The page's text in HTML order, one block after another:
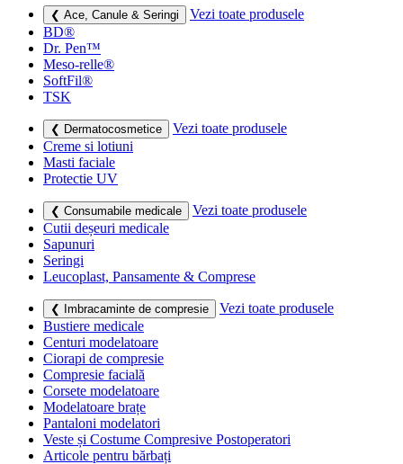
❮ Ace, Canule & Seringi
Vezi toate produsele
BD®
Dr. Pen™
Meso-relle®
SoftFil®
TSK
❮ Dermatocosmetice
Vezi toate produsele
Creme si lotiuni
Masti faciale
Protectie UV
❮ Consumabile medicale
Vezi toate produsele
Cutii deșeuri medicale
Sapunuri
Seringi
Leucoplast, Pansamente & Comprese
❮ Imbracaminte de compresie
Vezi toate produsele
Bustiere medicale
Centuri modelatoare
Ciorapi de compresie
Compresie facială
Corsete modelatoare
Modelatoare brațe
Pantaloni modelatori
Veste și Costume Compresive Postoperatori
Articole pentru bărbați